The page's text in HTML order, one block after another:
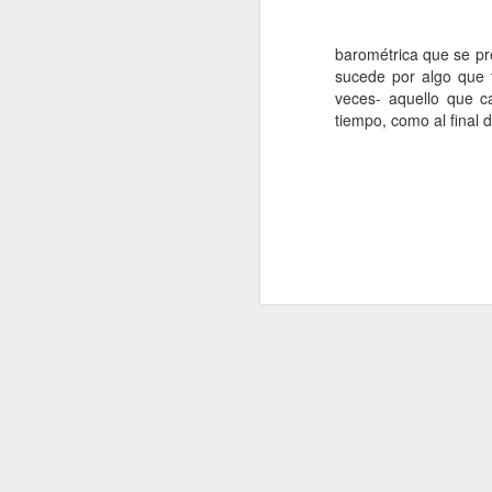
barométrica que se
sucede por algo
veces- aquello que
tiempo, como al final